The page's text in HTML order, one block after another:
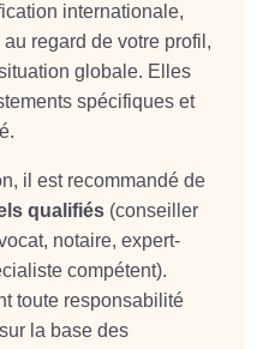
internationale,
regard de votre profil,
globale. Elles
spécifiques et
il est recommandé de
qualifiés (conseiller
notaire, expert-
compétent).
toute responsabilité
la base des